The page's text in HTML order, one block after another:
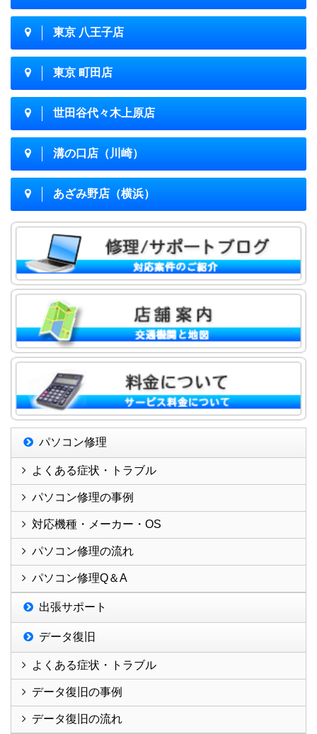
東京 八王子店
東京 町田店
世田谷代々木上原店
溝の口店（川崎）
あざみ野店（横浜）
パソコン修理
よくある症状・トラブル
パソコン修理の事例
対応機種・メーカー・OS
パソコン修理の流れ
パソコン修理Q＆A
出張サポート
データ復旧
よくある症状・トラブル
データ復旧の事例
データ復旧の流れ